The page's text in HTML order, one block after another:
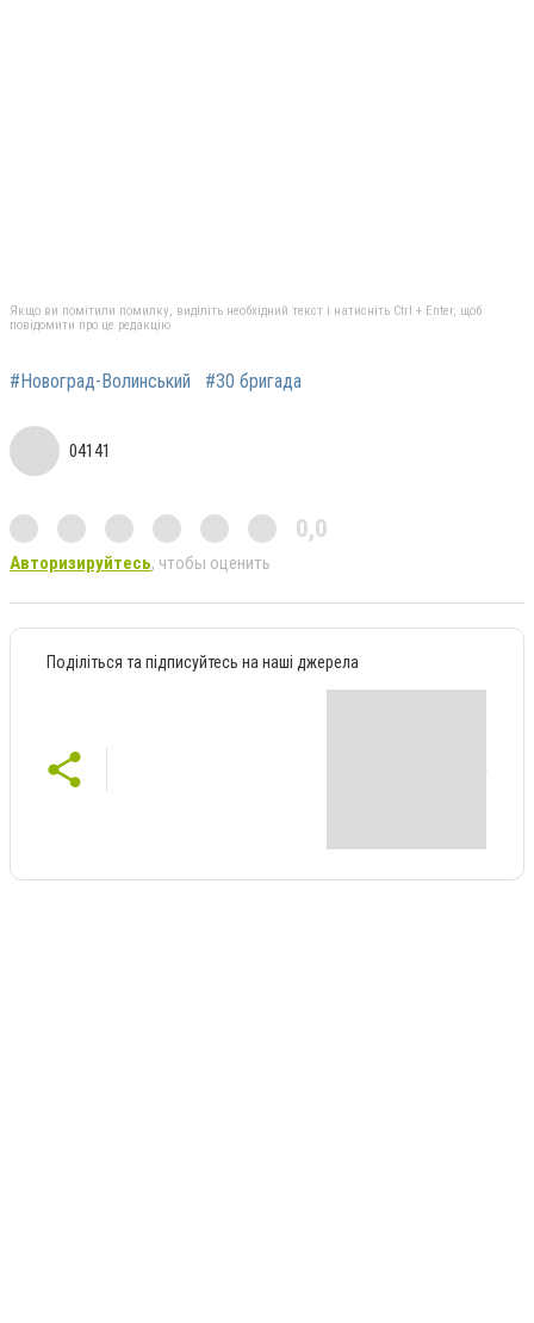
Якщо ви помітили помилку, виділіть необхідний текст і натисніть Ctrl + Enter, щоб
повідомити про це редакцію
#Новоград-Волинський #30 бригада
04141
0,0
Авторизируйтесь, чтобы оценить
Поділіться та підписуйтесь на наші джерела